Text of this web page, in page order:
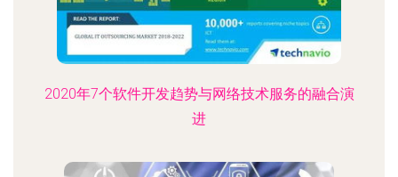
2020年7个软件开发趋势与网络技术服务的融合演
进